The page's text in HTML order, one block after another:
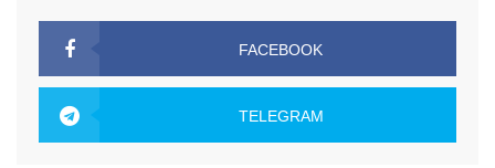
FACEBOOK
TELEGRAM